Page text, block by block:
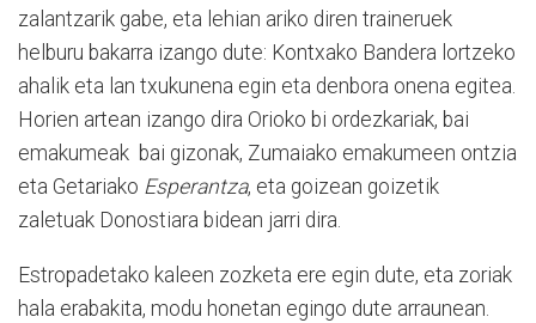
zalantzarik gabe, eta lehian ariko diren traineruek
helburu bakarra izango dute: Kontxako Bandera lortzeko
ahalik eta lan txukunena egin eta denbora onena egitea.
Horien artean izango dira Orioko bi ordezkariak, bai
emakumeak bai gizonak, Zumaiako emakumeen ontzia
eta Getariako Esperantza, eta goizean goizetik
zaletuak Donostiara bidean jarri dira.
Estropadetako kaleen zozketa ere egin dute, eta zoriak
hala erabakita, modu honetan egingo dute arraunean.